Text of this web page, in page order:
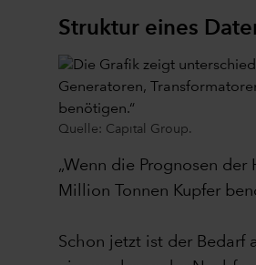
Struktur eines
Quelle: Capital Group.
„Wenn die Prognosen
Million Tonnen Kupfer
Schon jetzt ist der Bedarf